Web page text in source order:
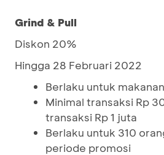
Grind & Pull
Diskon 20%
Hingga 28 Februari 2022
Berlaku untuk
Minimal transaksi Rp
transaksi Rp 1 juta
Berlaku untuk 310
periode promosi